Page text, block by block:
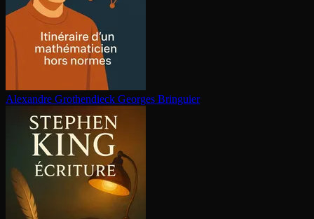
Alexandre Gro­then­dieck Georges Bringuier